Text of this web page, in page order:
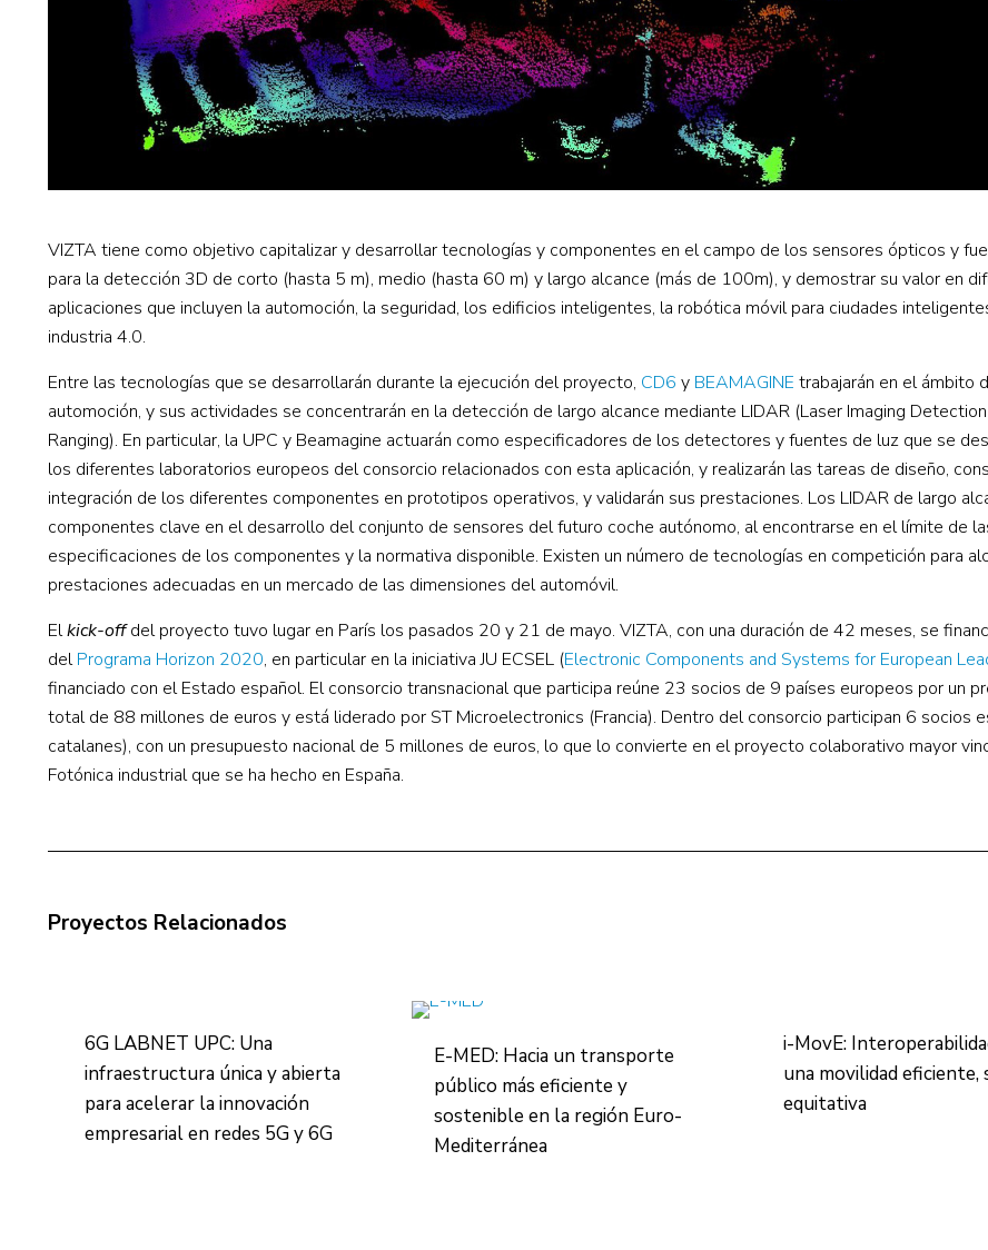
VIZTA tiene como objetivo capitalizar y desarrollar tecnologías y componentes en el campo de los sensores ópticos y
para la detección 3D de corto (hasta 5 m), medio (hasta 60 m) y largo alcance (más de 100m), y demostrar su valor en
aplicaciones que incluyen la automoción, la seguridad, los edificios inteligentes, la robótica móvil para ciudades
industria 4.0.
Entre las tecnologías que se desarrollarán durante la ejecución del proyecto, CD6 y BEAMAGINE trabajarán en el ámbito
automoción, y sus actividades se concentrarán en la detección de largo alcance mediante LIDAR (Laser Imaging
Ranging). En particular, la UPC y Beamagine actuarán como especificadores de los detectores y fuentes de luz que se
los diferentes laboratorios europeos del consorcio relacionados con esta aplicación, y realizarán las tareas de diseño,
integración de los diferentes componentes en prototipos operativos, y validarán sus prestaciones. Los LIDAR de largo
componentes clave en el desarrollo del conjunto de sensores del futuro coche autónomo, al encontrarse en el límite de
especificaciones de los componentes y la normativa disponible. Existen un número de tecnologías en competición para
prestaciones adecuadas en un mercado de las dimensiones del automóvil.
Elkick-offdel proyecto tuvo lugar en París los pasados 20 y 21 de mayo. VIZTA, con una duración de 42 meses, se
delPrograma Horizon 2020, en particular en la iniciativa JU ECSEL (Electronic Components and Systems for European
financiado con el Estado español. El consorcio transnacional que participa reúne 23 socios de 9 países europeos por un
total de 88 millones de euros y está liderado por ST Microelectronics (Francia). Dentro del consorcio participan 6 socios
catalanes), con un presupuesto nacional de 5 millones de euros, lo que lo convierte en el proyecto colaborativo mayor
Fotónica industrial que se ha hecho en España.
Proyectos Relacionados
6G LABNET UPC: Una
infraestructura única y abierta
para acelerar la innovación
empresarial en redes 5G y 6G
E-MED: Hacia un transporte
público más eficiente y
sostenible en la región Euro-
Mediterránea
i-MovE:
una movilidad eficiente,
equitativa